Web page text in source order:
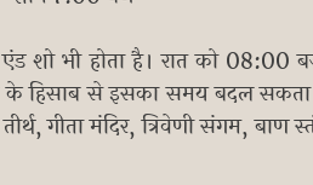
एंड शो भी होता है। रात को
के हिसाब से इसका समय बदल
गीता मंदिर, त्रिवेणी संगम,